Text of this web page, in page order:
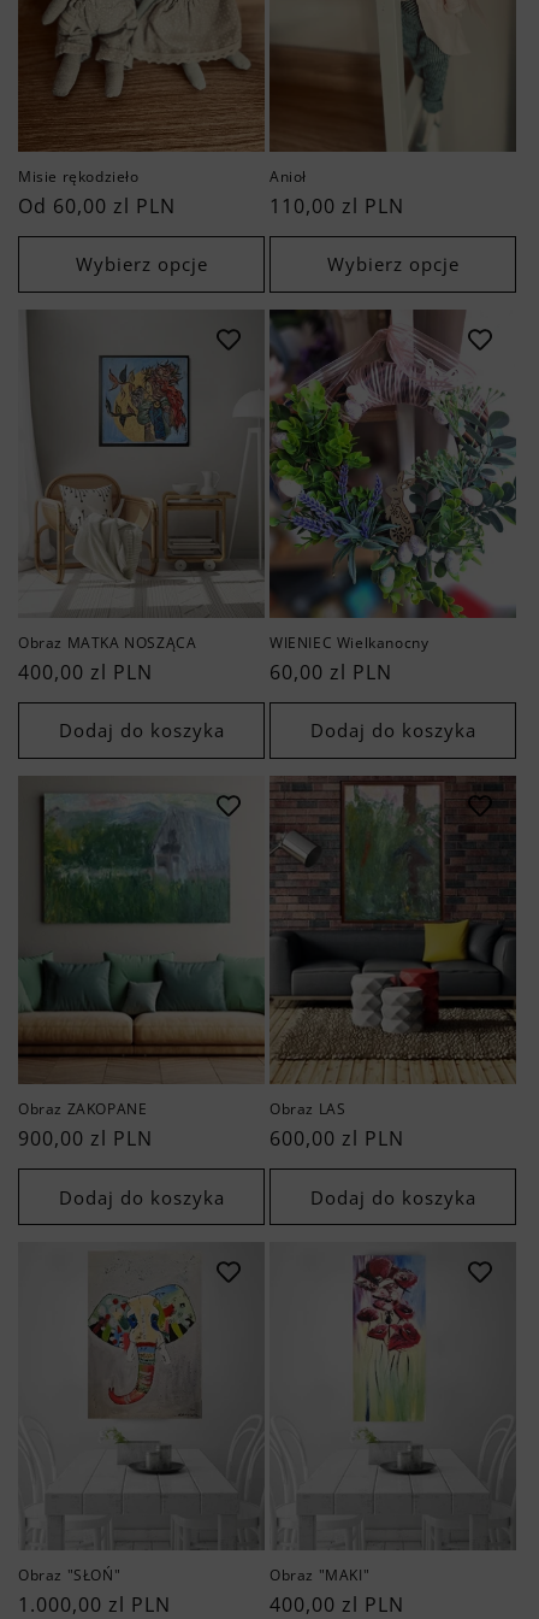
Misie rękodzieło
Cena
regularna
Od 60,00 zl PLN
Wybierz opcje
Anioł
Cena
regularna
110,00 zl PLN
Wybierz opcje
Obraz MATKA NOSZĄCA
Cena
regularna
400,00 zl PLN
Dodaj do koszyka
WIENIEC Wielkanocny
Cena
regularna
60,00 zl PLN
Dodaj do koszyka
Obraz ZAKOPANE
Cena
regularna
900,00 zl PLN
Dodaj do koszyka
Obraz LAS
Cena
regularna
600,00 zl PLN
Dodaj do koszyka
Obraz "SŁOŃ"
Cena
1.000,00 zl PLN
Obraz "MAKI"
Cena
400,00 zl PLN